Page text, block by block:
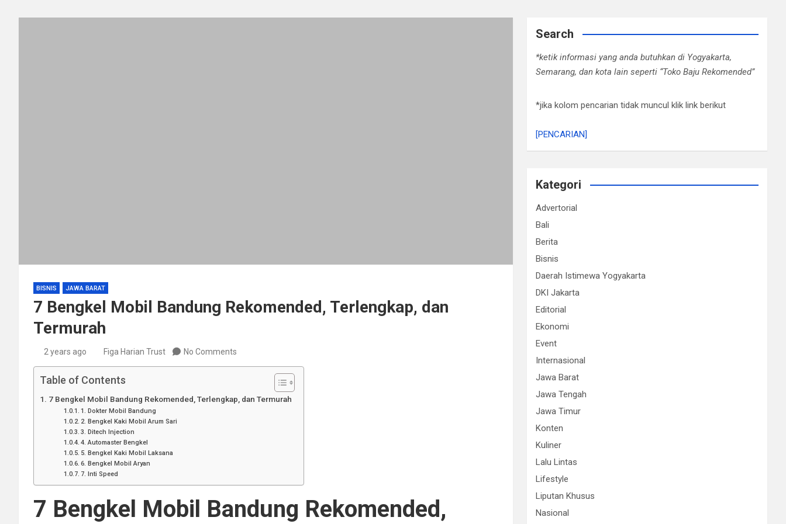
BISNIS JAWA BARAT
7 Bengkel Mobil Bandung Rekomended, Terlengkap, dan
Termurah
2 years ago Figa Harian Trust No Comments
Table of Contents
7 Bengkel Mobil Bandung Rekomended, Terlengkap, dan Termurah
1. Dokter Mobil Bandung
2. Bengkel Kaki Mobil Arum Sari
3. Ditech Injection
4. Automaster Bengkel
5. Bengkel Kaki Mobil Laksana
6. Bengkel Mobil Aryan
7. Inti Speed
7 Bengkel Mobil Bandung Rekomended,
Search
*ketik informasi yang anda butuhkan di Yogyakarta,
Semarang, dan kota lain seperti “Toko Baju Rekomended”
*jika kolom pencarian tidak muncul klik link berikut
[PENCARIAN]
Kategori
Advertorial
Bali
Berita
Bisnis
Daerah Istimewa Yogyakarta
DKI Jakarta
Editorial
Ekonomi
Event
Internasional
Jawa Barat
Jawa Tengah
Jawa Timur
Konten
Kuliner
Lalu Lintas
Lifestyle
Liputan Khusus
Nasional